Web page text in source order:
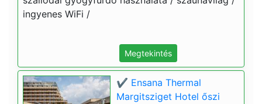
ingyenes WiFi /
Megtekintés
✔️ Ensana Thermal
Margitsziget Hotel őszi